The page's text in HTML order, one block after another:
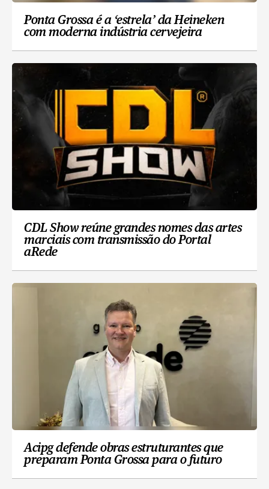
Ponta Grossa é a ‘estrela’ da Heineken
com moderna indústria cervejeira
CDL Show reúne grandes nomes das artes
marciais com transmissão do Portal
aRede
Acipg defende obras estruturantes que
preparam Ponta Grossa para o futuro